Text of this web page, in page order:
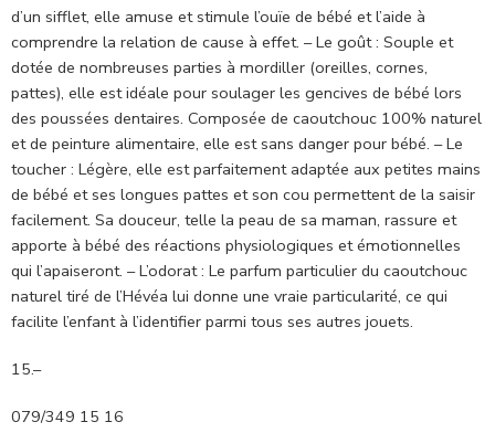
d’un sifflet, elle amuse et stimule l’ouïe de bébé et l’aide à
comprendre la relation de cause à effet. – Le goût : Souple et
dotée de nombreuses parties à mordiller (oreilles, cornes,
pattes), elle est idéale pour soulager les gencives de bébé lors
des poussées dentaires. Composée de caoutchouc 100% naturel
et de peinture alimentaire, elle est sans danger pour bébé. – Le
toucher : Légère, elle est parfaitement adaptée aux petites mains
de bébé et ses longues pattes et son cou permettent de la saisir
facilement. Sa douceur, telle la peau de sa maman, rassure et
apporte à bébé des réactions physiologiques et émotionnelles
qui l’apaiseront. – L’odorat : Le parfum particulier du caoutchouc
naturel tiré de l’Hévéa lui donne une vraie particularité, ce qui
facilite l’enfant à l’identifier parmi tous ses autres jouets.
15.–
079/349 15 16